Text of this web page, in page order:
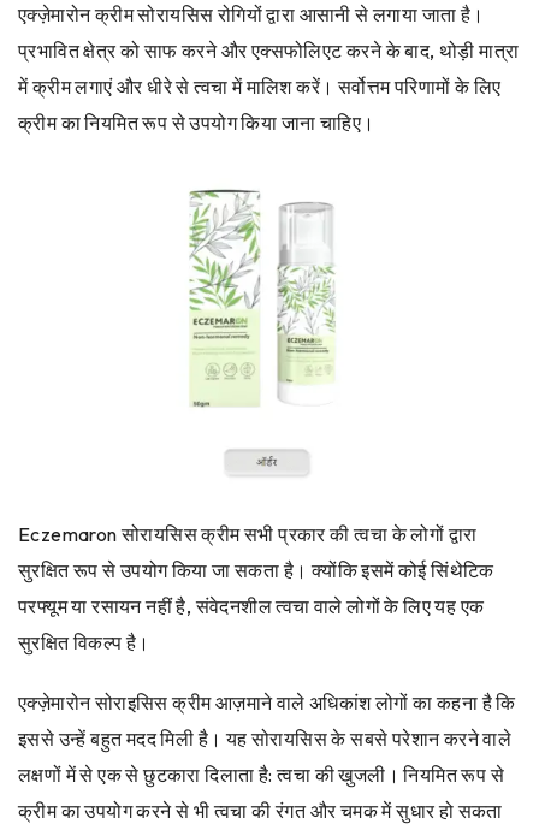
एक्ज़ेमारोन क्रीम सोरायसिस रोगियों द्वारा आसानी से लगाया जाता है।
प्रभावित क्षेत्र को साफ करने और एक्सफोलिएट करने के बाद, थोड़ी मात्रा
में क्रीम लगाएं और धीरे से त्वचा में मालिश करें। सर्वोत्तम परिणामों के लिए
क्रीम का नियमित रूप से उपयोग किया जाना चाहिए।
Eczemaron सोरायसिस क्रीम सभी प्रकार की त्वचा के लोगों द्वारा
सुरक्षित रूप से उपयोग किया जा सकता है। क्योंकि इसमें कोई सिंथेटिक
परफ्यूम या रसायन नहीं है, संवेदनशील त्वचा वाले लोगों के लिए यह एक
सुरक्षित विकल्प है।
एक्ज़ेमारोन सोराइसिस क्रीम आज़माने वाले अधिकांश लोगों का कहना है कि
इससे उन्हें बहुत मदद मिली है। यह सोरायसिस के सबसे परेशान करने वाले
लक्षणों में से एक से छुटकारा दिलाता है: त्वचा की खुजली। नियमित रूप से
क्रीम का उपयोग करने से भी त्वचा की रंगत और चमक में सुधार हो सकता